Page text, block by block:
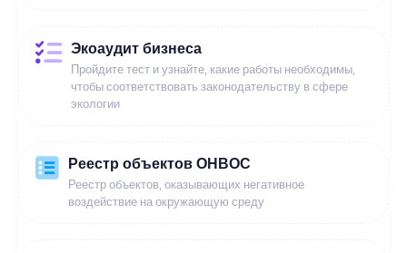
Экоаудит бизнеса
Пройдите тест и узнайте, какие работы необходимы,
чтобы соответствовать законодательству в сфере
экологии
Реестр объектов ОНВОС
Реестр объектов, оказывающих негативное
воздействие на окружающую среду